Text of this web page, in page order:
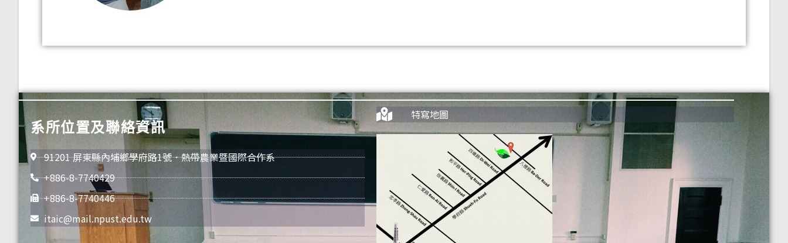
系所位置及聯絡資訊
91201 屏東縣內埔鄉學府路1號．熱帶農業暨國際合作系
+886-8-7740429
+886-8-7740446
itaic@mail.npust.edu.tw
特寫地圖